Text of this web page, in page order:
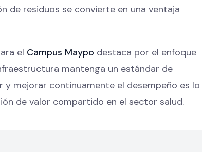
de residuos se convierte en una ventaja
el Campus Maypo destaca por el enfoque
mantenga un estándar de
y mejorar continuamente el desempeño es lo
de valor compartido en el sector salud.